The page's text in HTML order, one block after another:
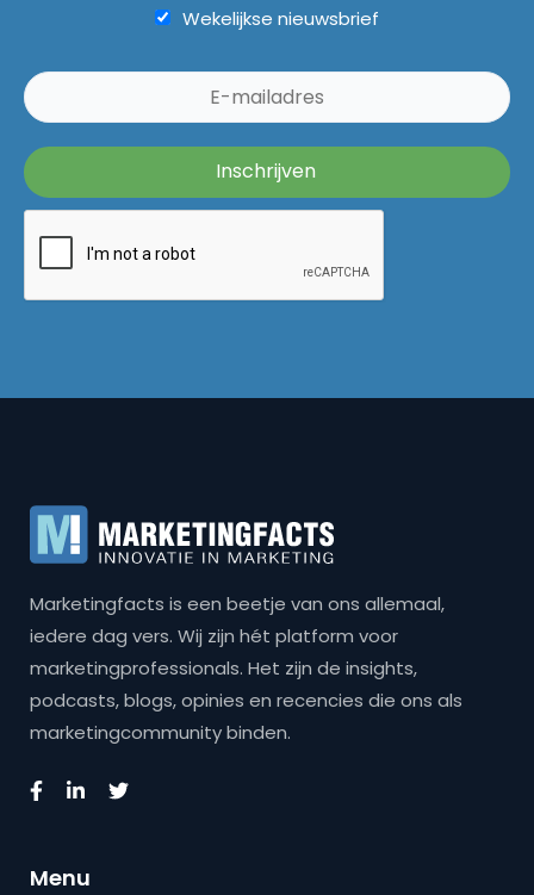
Wekelijkse nieuwsbrief
Marketingfacts is een beetje van ons allemaal,
iedere dag vers. Wij zijn hét platform voor
marketingprofessionals. Het zijn de insights,
podcasts, blogs, opinies en recencies die ons als
marketingcommunity binden.
Menu